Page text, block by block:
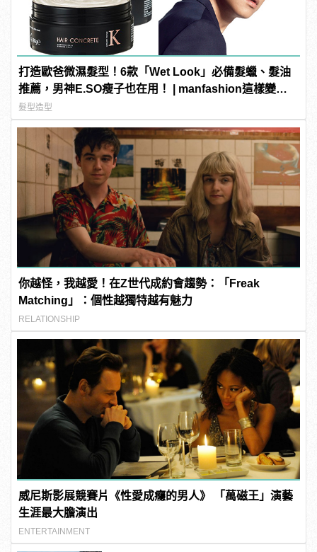
打造歐爸微濕髮型！6款「Wet Look」必備髮蠟、髮油
推薦，男神E.SO瘦子也在用！ | manfashion這樣變型
男
髮型造型
你越怪，我越愛！在Z世代成約會趨勢：「Freak
Matching」：個性越獨特越有魅力
RELATIONSHIP
威尼斯影展競賽片《性愛成癮的男人》 「萬磁王」演藝
生涯最大膽演出
ENTERTAINMENT